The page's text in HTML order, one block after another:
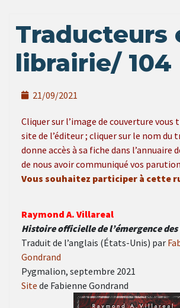
Traducteurs
librairie/ 104
21/09/2021
Cliquer sur l’image de couverture vous
site de l’éditeur ; cliquer sur le nom du
donne accès à sa fiche dans l’annuaire
de nous avoir communiqué vos
Vous souhaitez participer à cette
Raymond A. Villareal
Histoire officielle de l’émergence
Traduit de l’anglais (États-Unis) par
Gondrand
Pygmalion, septembre 2021
Site de Fabienne Gondrand